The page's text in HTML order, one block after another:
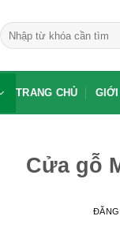
Tìm
kiếm:
TRANG CHỦ
Cửa gỗ